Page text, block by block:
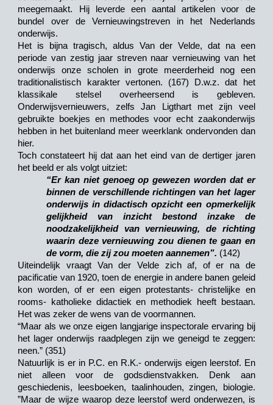
meegemaakt. Hij leverde een aantal artikelen voor de
bundel over de Vernieuwingstreven in het Nederlands
onderwijs.
Het is bijna tragisch, aldus Van der Velde, dat na een
periode van zestig jaar streven naar vernieuwing van het
onderwijs onze scholen in grote meerderheid nog een
traditionalistisch karakter vertonen. (167) D.w.z. dat het
klassikale stelsel overheersend is gebleven.
Onderwijsvernieuwers, zelfs Jan Ligthart met zijn veel
gebruikte boekjes en methodes voor echt zaakonderwijs
hebben in het buitenland meer weerklank ondervonden dan
hier.
Toch constateert hij dat aan het eind van de dertiger jaren
het beeld er als volgt uitziet:
“Er kan niet genoeg op gewezen worden dat er
binnen de verschillende richtingen van het lager
onderwijs in didactisch opzicht een opmerkelijk
gelijkheid van inzicht bestond inzake de
noodzakelijkheid van vernieuwing, de richting
waarin deze vernieuwing zou dienen te gaan en
de vorm, die zij zou moeten aannemen”. (142)
Uiteindelijk vraagt Van der Velde zich af, of er na de
pacificatie van 1920, toen de energie in andere banen geleid
kon worden, of er een eigen protestants- christelijke en
rooms- katholieke didactiek en methodiek heeft bestaan.
Het was zeker de wens van de voormannen.
“Maar als we onze eigen langjarige inspectorale ervaring bij
het lager onderwijs raadplegen zijn we geneigd te zeggen:
neen.” (351)
Natuurlijk is er in P.C. en R.K.- onderwijs eigen leerstof. En
niet alleen voor de godsdienstvakken. Denk aan
geschiedenis, leesboeken, taalinhouden, zingen, biologie.
”Maar de wijze waarop deze leerstof werd onderwezen, is